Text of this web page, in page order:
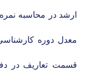
ارشد در محاسبه
معدل دوره
قسمت تعاريف در